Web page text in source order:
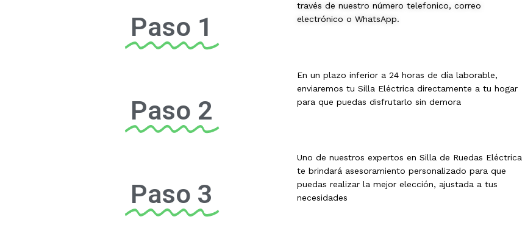
Paso 1
Paso 2
Paso 3
través de nuestro número telefonico, correo
electrónico o WhatsApp.
En un plazo inferior a 24 horas de día laborable,
enviaremos tu Silla Eléctrica directamente a tu hogar
para que puedas disfrutarlo sin demora
Uno de nuestros expertos en Silla de Ruedas Eléctrica
te brindará asesoramiento personalizado para que
puedas realizar la mejor elección, ajustada a tus
necesidades